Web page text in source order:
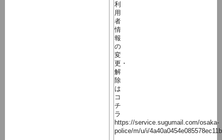
利
用
者
情
報
の
変
更・
解
除
は
コ
チ
ラ
https://service.sugumail.com/osaka-
police/m/u/i/